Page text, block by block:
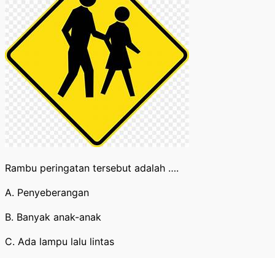
Rambu peringatan tersebut adalah ….
A. Penyeberangan
B. Banyak anak-anak
C. Ada lampu lalu lintas